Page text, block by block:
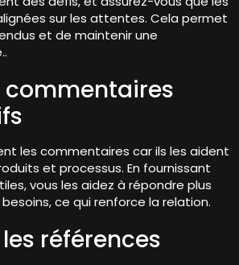
sur les attentes. Cela permet
et de maintenir une
commentaires
les commentaires car ils les aident
et processus. En fournissant
vous les aidez à répondre plus
ce qui renforce la relation.
références